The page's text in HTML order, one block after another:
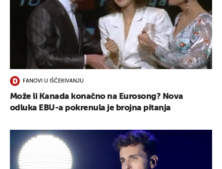
FANOVI U IŠČEKIVANJU
Može li Kanada konačno na Eurosong? Nova
odluka EBU-a pokrenula je brojna pitanja